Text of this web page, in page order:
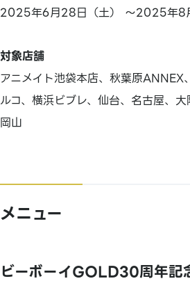
2025年6月28日（土） ～2025年8
対象店舗
アニメイト池袋本店、秋葉原ANNEX
ルコ、横浜ビブレ、仙台、名古屋、大
岡山
メニュー
ビーボーイGOLD30周年